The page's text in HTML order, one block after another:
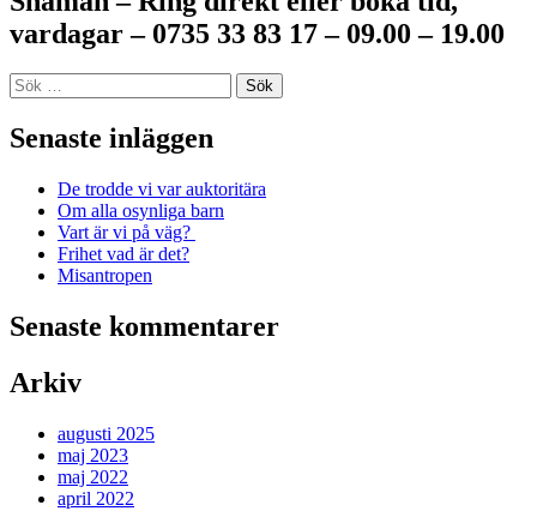
vardagar – 0735 33 83 17 – 09.00 – 19.00
Sök
efter:
Senaste inläggen
De trodde vi var auktoritära
Om alla osynliga barn
Vart är vi på väg?
Frihet vad är det?
Misantropen
Senaste kommentarer
Arkiv
augusti 2025
maj 2023
maj 2022
april 2022